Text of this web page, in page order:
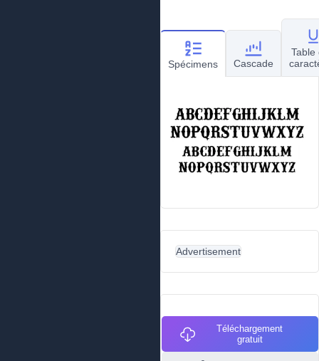
Spécimens Cascade
Table
Advertisement
Téléchargement
gratuit